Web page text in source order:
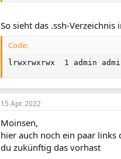
So sieht das .ssh-
Code:
lrwxrwxrwx  1 admin
15 Apr. 2022
Moinsen,
hier auch noch ein paar
du zukünftig das vorhast